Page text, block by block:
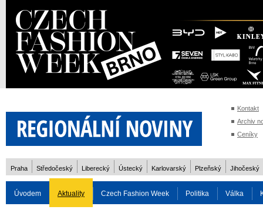
Kontakt
Archiv
Ceníky
Praha Středočeský Liberecký Ústecký Karlovarský Plzeňský Jihočeský
Úvodem Aktuality Czech Fashion Week Politika Válka